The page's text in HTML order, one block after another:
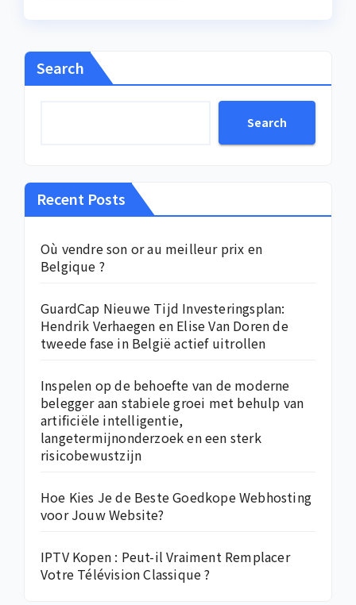
Search
Search
Recent Posts
Où vendre son or au meilleur prix en
Belgique ?
GuardCap Nieuwe Tijd Investeringsplan:
Hendrik Verhaegen en Elise Van Doren de
tweede fase in België actief uitrollen
Inspelen op de behoefte van de moderne
belegger aan stabiele groei met behulp van
artificiële intelligentie,
langetermijnonderzoek en een sterk
risicobewustzijn
Hoe Kies Je de Beste Goedkope Webhosting
voor Jouw Website?
IPTV Kopen : Peut-il Vraiment Remplacer
Votre Télévision Classique ?